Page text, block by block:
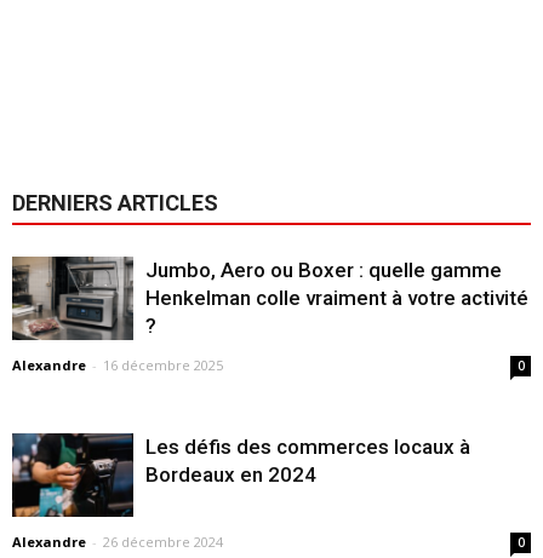
DERNIERS ARTICLES
Jumbo, Aero ou Boxer : quelle gamme
Henkelman colle vraiment à votre activité
?
Alexandre - 16 décembre 2025 0
Les défis des commerces locaux à
Bordeaux en 2024
Alexandre - 26 décembre 2024 0